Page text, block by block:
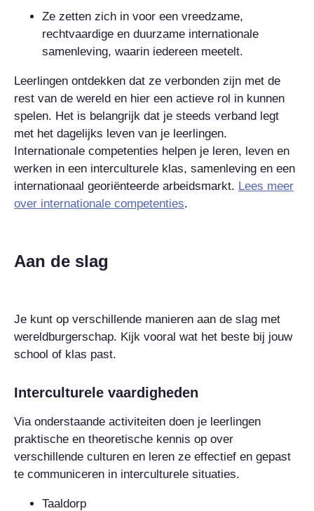
Ze zetten zich in voor een vreedzame,
rechtvaardige en duurzame internationale
samenleving, waarin iedereen meetelt.
Leerlingen ontdekken dat ze verbonden zijn met de
rest van de wereld en hier een actieve rol in kunnen
spelen. Het is belangrijk dat je steeds verband legt
met het dagelijks leven van je leerlingen.
Internationale competenties helpen je leren, leven en
werken in een interculturele klas, samenleving en een
internationaal georiënteerde arbeidsmarkt. Lees meer
over internationale competenties.
Aan de slag
Je kunt op verschillende manieren aan de slag met
wereldburgerschap. Kijk vooral wat het beste bij jouw
school of klas past.
Interculturele vaardigheden
Via onderstaande activiteiten doen je leerlingen
praktische en theoretische kennis op over
verschillende culturen en leren ze effectief en gepast
te communiceren in interculturele situaties.
Taaldorp